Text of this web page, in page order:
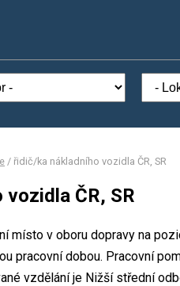
/ řidič/ka nákladního vozidla ČR, SR
ČR, SR
místo v oboru dopravy na
pracovní dobou. Pracovní
vzdělání je Nižší střední